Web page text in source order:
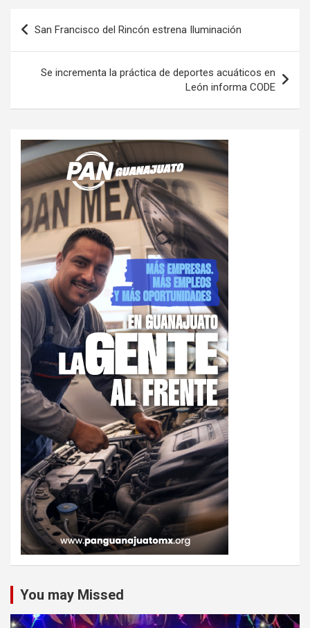
Navegación
de
entradas
San Francisco del Rincón estrena Iluminación
Se incrementa la práctica de deportes acuáticos en
León informa CODE
You may Missed